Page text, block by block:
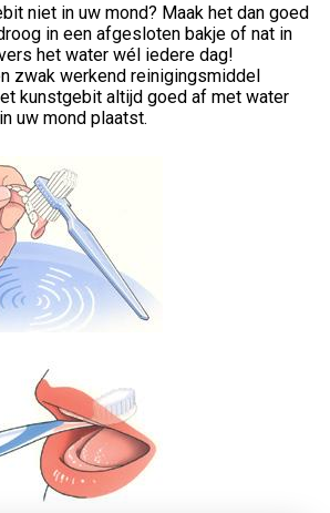
niet in uw mond? Maak het dan goed
in een afgesloten bakje of nat in
het water wél iedere dag!
zwak werkend reinigingsmiddel
kunstgebit altijd goed af met water
uw mond plaatst.